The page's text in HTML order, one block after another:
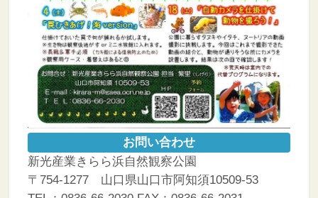
お問い合わせ
新光産業きらら浜自然観察公園
〒754-1277 山口県山口市阿知須10509-53